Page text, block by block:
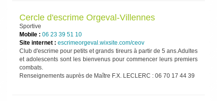
Cercle d'escrime Orgeval-Villennes
Sportive
Mobile : 06 23 39 51 10
Site internet : escrimeorgeval.wixsite.com/ceov
Club d'escrime pour petits et grands tireurs à partir de 5 ans.Adultes
et adolescents sont les bienvenus pour commencer leurs premiers
combats.
Renseignements auprès de Maître F.X. LECLERC : 06 70 17 44 39